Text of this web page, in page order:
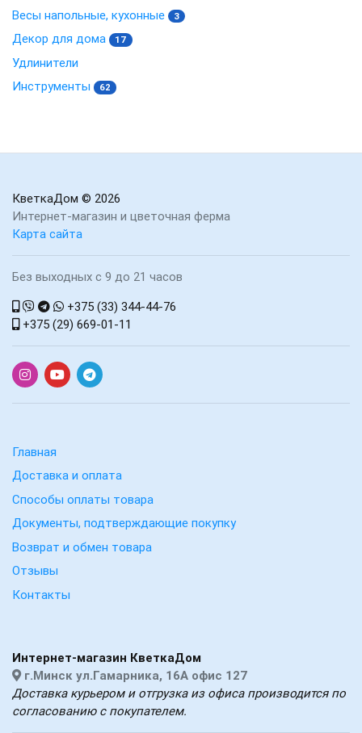
Весы напольные, кухонные 3
Декор для дома 17
Удлинители
Инструменты
62
КветкаДом © 2026
Интернет-магазин и цветочная ферма
Карта сайта
Без выходных с 9 до 21 часов
+375 (33) 344-44-76
+375 (29) 669-01-11
Главная
Доставка и оплата
Способы оплаты товара
Документы, подтверждающие покупку
Возврат и обмен товара
Отзывы
Контакты
Интернет-магазин КветкаДом
г.Минск ул.Гамарника, 16А офис 127
Доставка курьером и отгрузка из офиса производится по
согласованию с покупателем.